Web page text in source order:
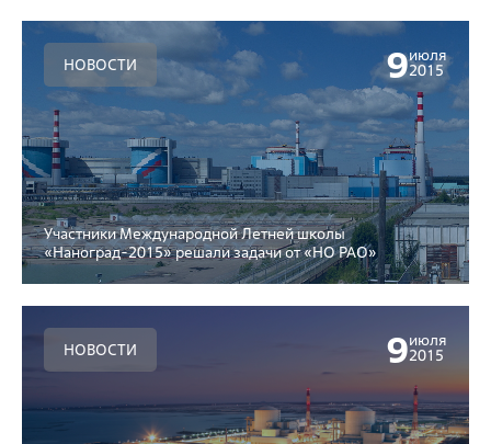
НОВОСТИ 9июля
2015
Участники Международной Летней школы
«Наноград-2015» решали задачи от «НО РАО»
НОВОСТИ 9июля
2015